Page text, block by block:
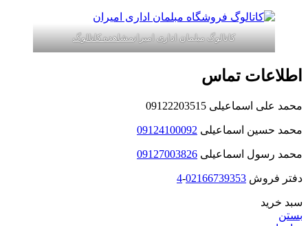
کاتالوگ مبلمان اداری امیرانمشاهده کاتالوگ
اطلاعات تماس
محمد علی اسماعیلی 09122203515
محمد حسین اسماعیلی 09124100092
محمد رسول اسماعیلی 09127003826
دفتر فروش 02166739353
-
4
سبد خرید
بستن